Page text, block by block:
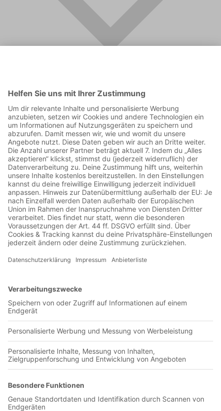
FAQ
Supporter werden
Unsere App ist in den offiziellen Stores verfügbar!
Jetzt herunterladen